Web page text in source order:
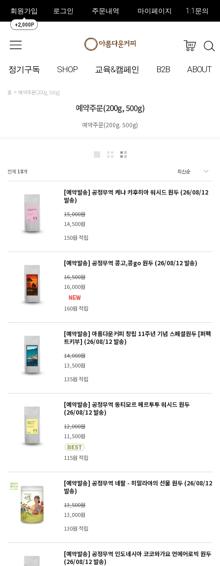
회원가입
+2,000P
로그인 주문내역 마이페이지 1:1문의
정기구독 SHOP 교육&캠페인 B2B ABOUT
홈 예약주문(200g, 500g)
예약주문(200g, 500g)
예약주문(200g. 500g)
전체 18개
[예약발송] 공정무역 케냐 카후히아 워시드 원두 (26/08/12
발송)
15,000원
14,500원
150원 적립
[예약발송] 공정무역 콩고,콩go 원두 (26/08/12 발송)
16,500원
16,000원
160원 적립
[예약발송] 아름다운커피 창립 11주년 기념 스페셜원두 [퍼펙
트키부] (26/08/12 발송)
14,000원
13,500원
135원 적립
[예약발송] 공정무역 동티모르 메르투투 워시드 원두
(26/08/12 발송)
12,000원
11,500원
115원 적립
[예약발송] 공정무역 네팔 - 히말라야의 선물 원두 (26/08/12
발송)
13,500원
13,000원
130원 적립
[예약발송] 공정무역 인도네시아 코코와가요 언에어로빅 원두
(26/08/12 발송)